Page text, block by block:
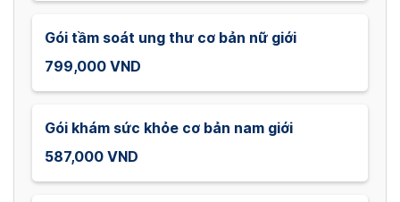
Gói tầm soát ung thư cơ bản nữ giới
799,000 VND
Gói khám sức khỏe cơ bản nam giới
587,000 VND